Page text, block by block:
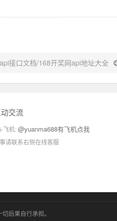
接口文档/168开奖网api地址大全
交流
飞机:@yuanma688有飞机点我
请联系右侧在线客服
后果自行承担。